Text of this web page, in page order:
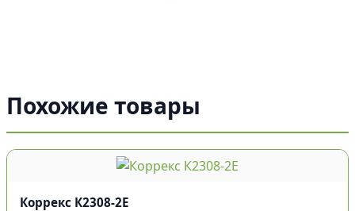
Похожие товары
Коррекс К2308-2Е